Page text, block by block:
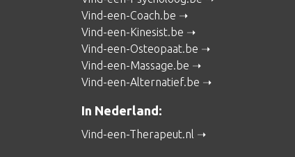
Vind-een-Coach.be
Vind-een-Kinesist.be
Vind-een-Osteopaat.be
Vind-een-Massage.be
Vind-een-Alternatief.be
In Nederland:
Vind-een-Therapeut.nl